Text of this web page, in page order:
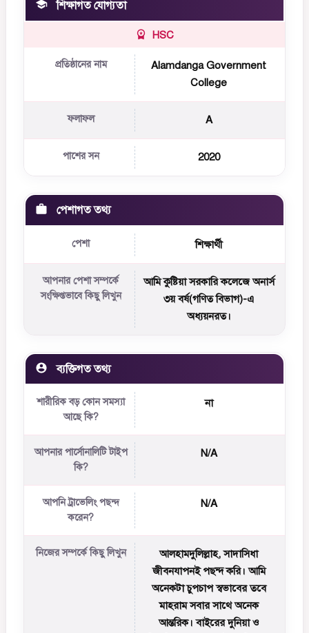
শিক্ষাগত যোগ্যতা
HSC
প্রতিষ্ঠানের নাম
Alamdanga Government
College
ফলাফল A
পাশের সন 2020
পেশাগত তথ্য
পেশা শিক্ষার্থী
আপনার পেশা সম্পর্কে
সংক্ষিপ্তভাবে কিছু লিখুন
আমি কুষ্টিয়া সরকারি কলেজে অনার্স
৩য় বর্ষ(গণিত বিভাগ)-এ
অধ্যয়নরত।
ব্যক্তিগত তথ্য
শারীরিক বড় কোন সমস্যা
আছে কি?
না
আপনার পার্সোনালিটি টাইপ
কি?
N/A
আপনি ট্রাভেলিং পছন্দ
করেন?
N/A
নিজের সম্পর্কে কিছু লিখুন
আলহামদুলিল্লাহ, সাদাসিধা
জীবনযাপনই পছন্দ করি। আমি
অনেকটা চুপচাপ স্বভাবের তবে
মাহরাম সবার সাথে অনেক
আন্তরিক। বাইরের দুনিয়া ও